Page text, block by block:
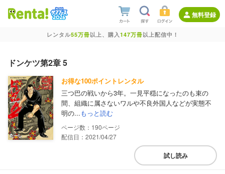
無料登録
レンタル55万冊以上、購入147万冊以上配信中！
ドンケツ第2章 5
お得な100ポイントレンタル
三つ巴の戦いから3年。一見平穏になったのも束の
間、組織に属さないワルや不良外国人などが実態不
明の...もっと読む
190
配信日：2021/04/27
試し読み